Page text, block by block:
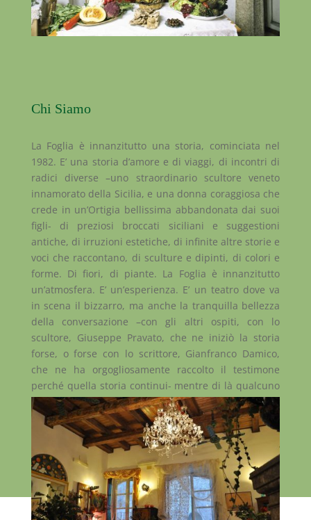
Chi Siamo
La Foglia è innanzitutto una storia, cominciata nel
1982. E’ una storia d’amore e di viaggi, di incontri di
radici diverse –uno straordinario scultore veneto
innamorato della Sicilia, e una donna coraggiosa che
crede in un’Ortigia bellissima abbandonata dai suoi
figli- di preziosi broccati siciliani e suggestioni
antiche, di irruzioni estetiche, di infinite altre storie e
voci che raccontano, di sculture e dipinti, di colori e
forme. Di fiori, di piante. La Foglia è innanzitutto
un’atmosfera. E’ un’esperienza. E’ un teatro dove va
in scena il bizzarro, ma anche la tranquilla bellezza
della conversazione –con gli altri ospiti, con lo
scultore, Giuseppe Pravato, che ne iniziò la storia
forse, o forse con lo scrittore, Gianfranco Damico,
che ne ha orgogliosamente raccolto il testimone
perché quella storia continui- mentre di là qualcuno
che ha amato quegli oggetti vivi che vi circondano in
sala, vi prepara delle buone cose da mangiare, e voi
ne sentite, forte, il profumo.